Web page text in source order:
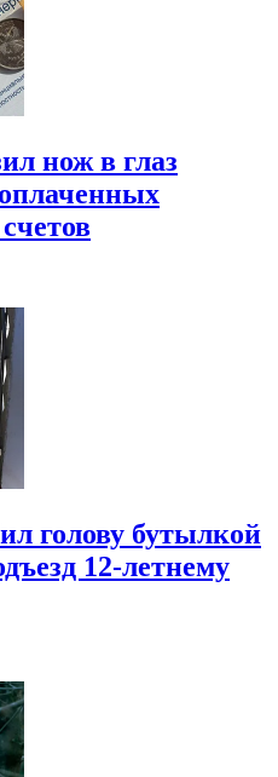
нож в глаз
голову бутылкой
12-летнему